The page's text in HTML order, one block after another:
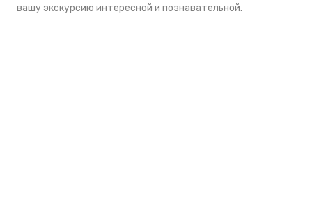
вашу экскурсию интересной и познавательной.